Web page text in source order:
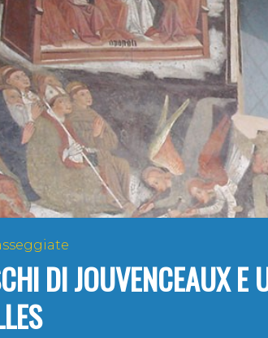
DI JOUVENCEAUX E